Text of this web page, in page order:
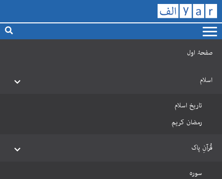
صفحۂ اول
اسلام
تاریخ اسلام
رمضان کریم
قُرآنِ پاک
سورہ